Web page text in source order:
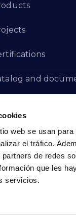
web se usan
el tráfico.
de redes
que les
servicios.
and
Channel